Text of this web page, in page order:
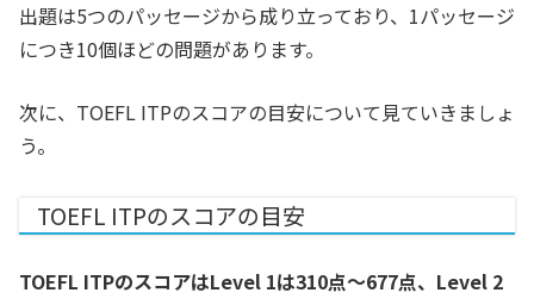
出題は5つのパッセージから成り立っており、1パッセージ
につき10個ほどの問題があります。
次に、TOEFL ITPのスコアの目安について見ていきましょ
う。
TOEFL ITPのスコアの目安
TOEFL ITPのスコアはLevel 1は310点〜677点、Level 2